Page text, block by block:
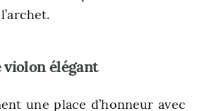
élégant
une place d’honneur avec